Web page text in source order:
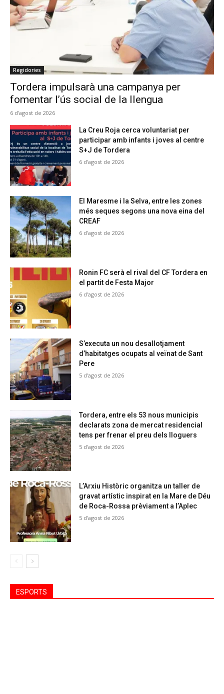
Regidories
Tordera impulsarà una campanya per
fomentar l’ús social de la llengua
6 d'agost de 2026
La Creu Roja cerca voluntariat per
participar amb infants i joves al centre
S+J de Tordera
6 d'agost de 2026
El Maresme i la Selva, entre les zones
més seques segons una nova eina del
CREAF
6 d'agost de 2026
Ronin FC serà el rival del CF Tordera en
el partit de Festa Major
6 d'agost de 2026
S’executa un nou desallotjament
d’habitatges ocupats al veïnat de Sant
Pere
5 d'agost de 2026
Tordera, entre els 53 nous municipis
declarats zona de mercat residencial
tens per frenar el preu dels lloguers
5 d'agost de 2026
L’Arxiu Històric organitza un taller de
gravat artístic inspirat en la Mare de Déu
de Roca-Rossa prèviament a l’Aplec
5 d'agost de 2026
ESPORTS